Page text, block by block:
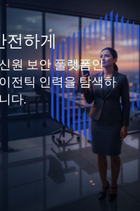
전하게
원보안 플랫폼인
전틱 인력을탐색하
다.